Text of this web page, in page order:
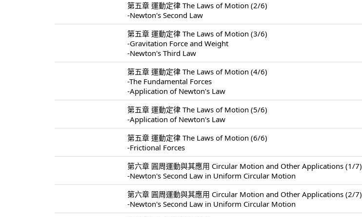
第五章 運動定律 The Laws of Motion (2/6)
-Newton's Second Law
第五章 運動定律 The Laws of Motion (3/6)
-Gravitation Force and Weight
-Newton's Third Law
第五章 運動定律 The Laws of Motion (4/6)
-The Fundamental Forces
-Application of Newton's Law
第五章 運動定律 The Laws of Motion (5/6)
-Application of Newton's Law
第五章 運動定律 The Laws of Motion (6/6)
-Frictional Forces
第六章 圓周運動與其應用 Circular Motion and Other Applications (1/7)
-Newton's Second Law in Uniform Circular Motion
第六章 圓周運動與其應用 Circular Motion and Other Applications (2/7)
-Newton's Second Law in Uniform Circular Motion